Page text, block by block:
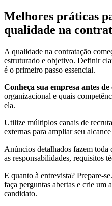
Melhores práticas
qualidade na
A qualidade na contratação
estruturado e objetivo. Definir
é o primeiro passo essencial.
Conheça sua empresa antes
organizacional e quais
ela.
Utilize múltiplos canais de
externas para ampliar seu
Anúncios detalhados fazem
as responsabilidades, requisitos
E quanto à entrevista? Prepare-
faça perguntas abertas e crie um
candidato.